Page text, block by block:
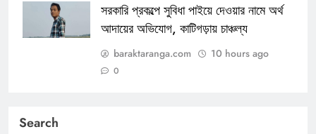
সরকারি প্রকল্পে সুবিধা পাইয়ে দেওয়ার নামে অর্থ
আদায়ের অভিযোগ, কাটিগড়ায় চাঞ্চল্য
baraktaranga.com 10 hours ago
0
Search